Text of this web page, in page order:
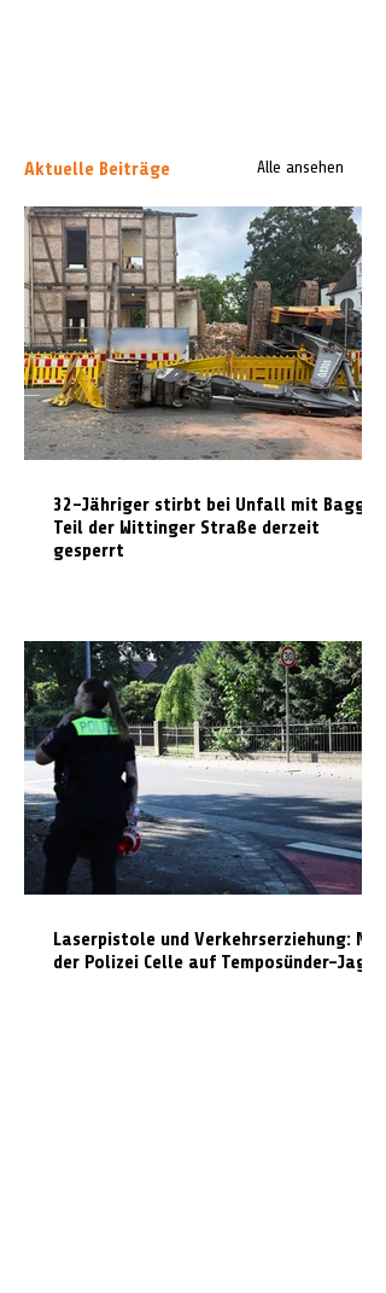
Aktuelle Beiträge Alle ansehen
32-Jähriger stirbt bei Unfall mit Bagger:
Teil der Wittinger Straße derzeit
gesperrt
Laserpistole und Verkehrserziehung: Mit
der Polizei Celle auf Temposünder-Jagd